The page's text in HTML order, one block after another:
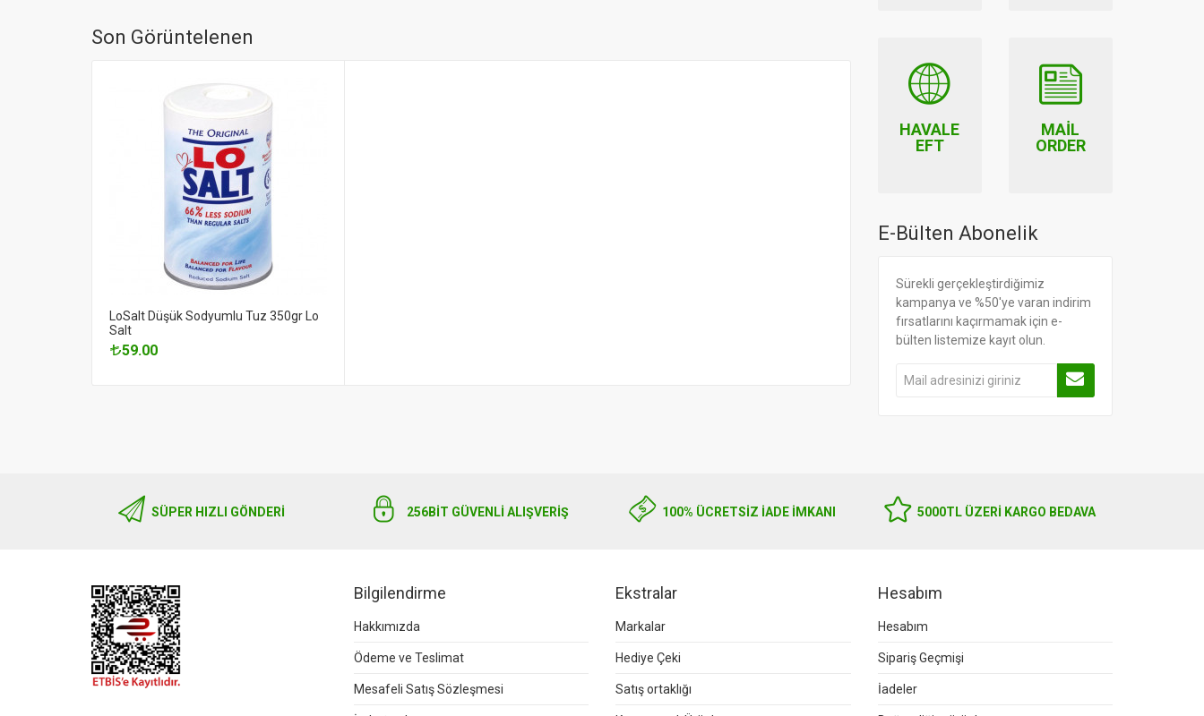
Son Görüntelenen
LoSalt Düşük Sodyumlu Tuz 350gr Lo
Salt
59.00
HAVALE
EFT
MAIL
ORDER
E-Bülten Abonelik
Sürekli gerçekleştirdiğimiz
kampanya ve %50'ye varan indirim
fırsatlarını kaçırmamak için e-
bülten listemize kayıt olun.
SÜPER HIZLI GÖNDERI 256BIT GÜVENLİ ALIŞVERİŞ 100% ÜCRETSİZ İADE İMKANI 5000TL ÜZERI KARGO BEDAVA
Bilgilendirme
Hakkımızda
Ödeme ve Teslimat
Mesafeli Satış Sözleşmesi
Ekstralar
Markalar
Hediye Çeki
Satış ortaklığı
Hesabım
Hesabım
Sipariş Geçmişi
İadeler